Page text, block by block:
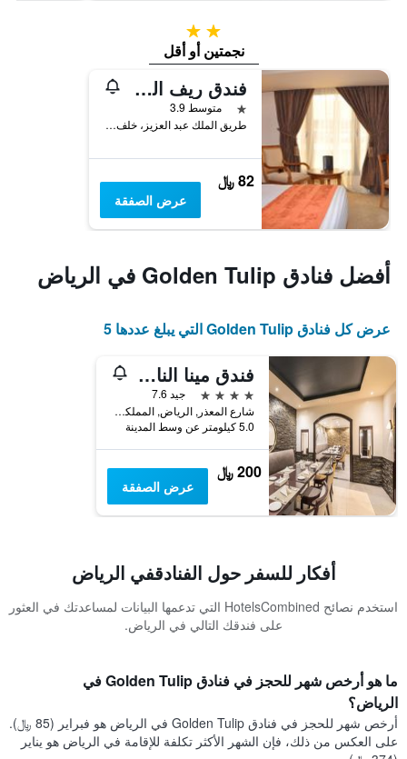
2 نجمتين
نجمتين أو أقل
فندق ريف المالاز الدولي
نجمة واحدة
متوسط 3.9
طريق الملك عبد العزيز، خلف بنك سامبا المكتب الرئيسي الملز, الرياض, المملكة العربية السعودية
82 ﷼
عرض الصفقة
أفضل فنادق Golden Tulip في الرياض
عرض كل فنادق Golden Tulip التي يبلغ عددها 5
فندق مينا الناصرية الرياض
4 نجوم
جيد 7.6
شارع المعذر, الرياض, المملكة العربية السعودية
5.0 كيلومتر عن وسط المدينة
200 ﷼
عرض الصفقة
أفكار للسفر حول الفنادقفي الرياض
استخدم نصائح HotelsCombined التي تدعمها البيانات لمساعدتك في العثور
على فندقك التالي في الرياض.
ما هو أرخص شهر للحجز في فنادق Golden Tulip في
الرياض؟
أرخص شهر للحجز في فنادق Golden Tulip في الرياض هو فبراير (85 ﷼).
على العكس من ذلك، فإن الشهر الأكثر تكلفة للإقامة في الرياض هو يناير